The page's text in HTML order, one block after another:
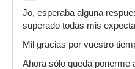
Jo, esperaba alguna
superado todas mis
Mil gracias por vuestro
Ahora sólo queda ponerme